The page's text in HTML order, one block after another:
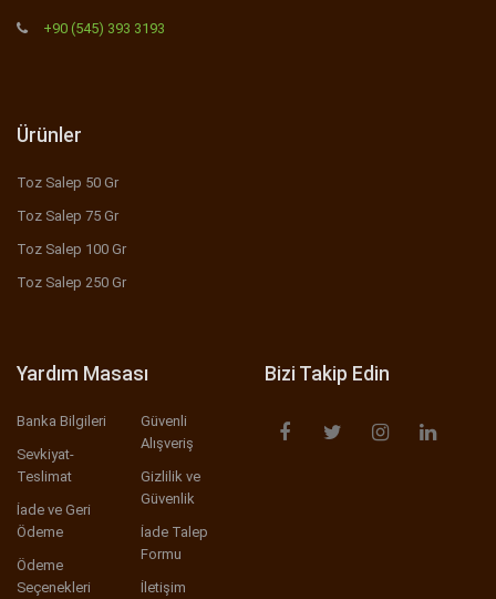
+90 (545) 393 3193
Ürünler
Toz Salep 50 Gr
Toz Salep 75 Gr
Toz Salep 100 Gr
Toz Salep 250 Gr
Yardım Masası
Banka Bilgileri
Sevkiyat-
Teslimat
İade ve Geri
Ödeme
Ödeme
Seçenekleri
Güvenli
Alışveriş
Gizlilik ve
Güvenlik
İade Talep
Formu
İletişim
Bizi Takip Edin